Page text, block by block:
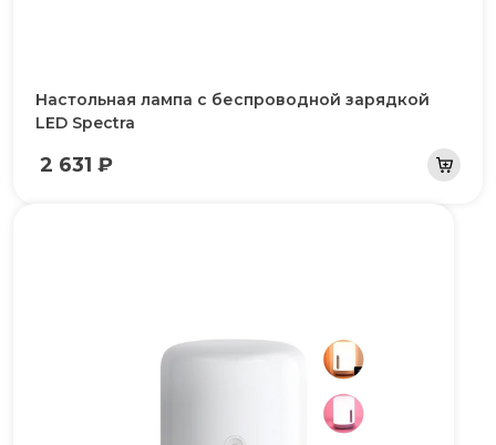
Настольная лампа с беспроводной зарядкой
LED Spectra
2 631 ₽